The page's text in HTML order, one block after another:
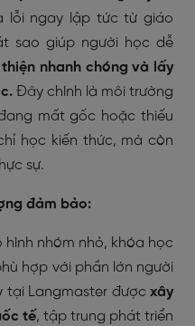
lỗi ngay lập tức từ giáo
sao giúp người học dễ
nhanh chóng và lấy
Đây chính là môi trường
mất gốc hoặc thiếu
học kiến thức, mà còn
sự.
đảm bảo:
nhóm nhỏ, khóa học
hợp với phần lớn người
tại Langmaster được xây
tế, tập trung phát triển